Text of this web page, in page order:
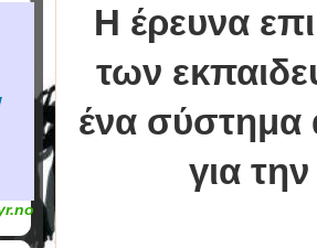
Η έρευνα
των
ένα σύστημα
για